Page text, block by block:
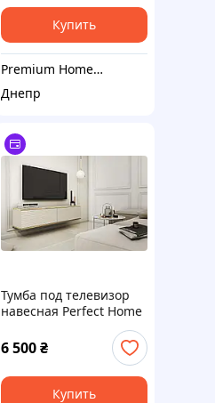
Купить
Premium Home Decor
Днепр
Тумба под телевизор
навесная Perfect Home
RTV135 MDF Бежевый
(PFH-091356)
6 500₴
Купить